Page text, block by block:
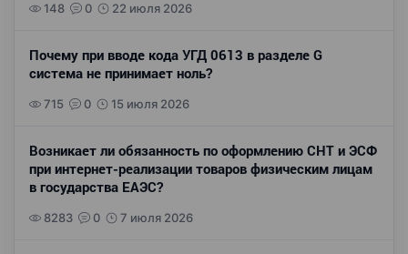
148 0 22 июля 2026
Почему при вводе кода УГД 0613 в разделе G
система не принимает ноль?
715 0 15 июля 2026
Возникает ли обязанность по оформлению СНТ и ЭСФ
при интернет-реализации товаров физическим лицам
в государства ЕАЭС?
8283 0 7 июля 2026